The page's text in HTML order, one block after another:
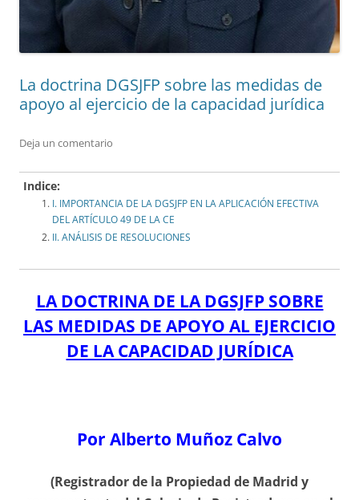
La doctrina DGSJFP sobre las medidas de
apoyo al ejercicio de la capacidad jurídica
Deja un comentario
Indice:
I. IMPORTANCIA DE LA DGSJFP EN LA APLICACIÓN EFECTIVA
DEL ARTÍCULO 49 DE LA CE
II. ANÁLISIS DE RESOLUCIONES
LA DOCTRINA DE LA DGSJFP SOBRE
LAS MEDIDAS DE APOYO AL EJERCICIO
DE LA CAPACIDAD JURÍDICA
Por Alberto Muñoz Calvo
(Registrador de la Propiedad de Madrid y